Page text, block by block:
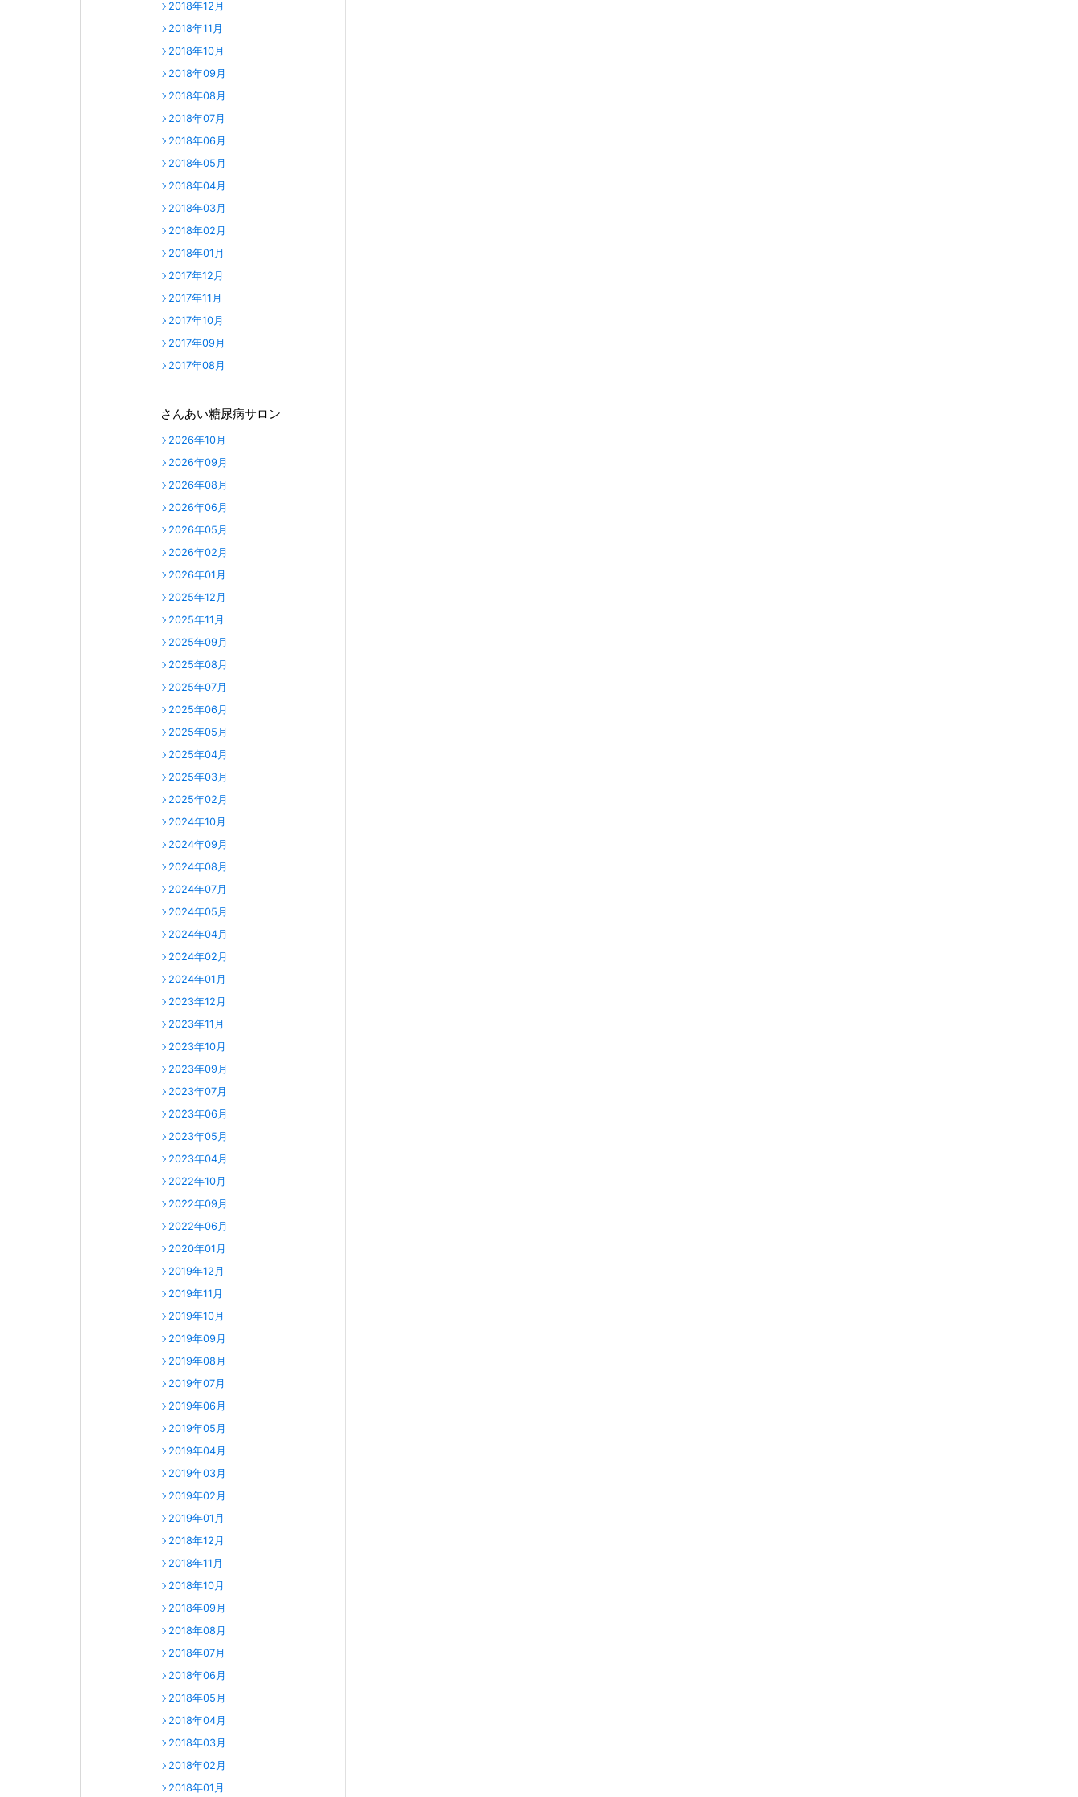
2018年12月
2018年11月
2018年10月
2018年09月
2018年08月
2018年07月
2018年06月
2018年05月
2018年04月
2018年03月
2018年02月
2018年01月
2017年12月
2017年11月
2017年10月
2017年09月
2017年08月
さんあい糖尿病サロン
2026年10月
2026年09月
2026年08月
2026年06月
2026年05月
2026年02月
2026年01月
2025年12月
2025年11月
2025年09月
2025年08月
2025年07月
2025年06月
2025年05月
2025年04月
2025年03月
2025年02月
2024年10月
2024年09月
2024年08月
2024年07月
2024年05月
2024年04月
2024年02月
2024年01月
2023年12月
2023年11月
2023年10月
2023年09月
2023年07月
2023年06月
2023年05月
2023年04月
2022年10月
2022年09月
2022年06月
2020年01月
2019年12月
2019年11月
2019年10月
2019年09月
2019年08月
2019年07月
2019年06月
2019年05月
2019年04月
2019年03月
2019年02月
2019年01月
2018年12月
2018年11月
2018年10月
2018年09月
2018年08月
2018年07月
2018年06月
2018年05月
2018年04月
2018年03月
2018年02月
2018年01月